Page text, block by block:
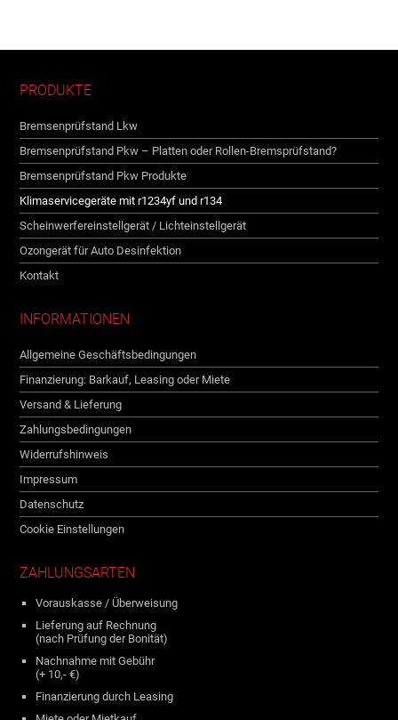
PRODUKTE
Bremsenprüfstand Lkw
Bremsenprüfstand Pkw – Platten oder Rollen-Bremsprüfstand?
Bremsenprüfstand Pkw Produkte
Klimaservicegeräte mit r1234yf und r134
Scheinwerfereinstellgerät / Lichteinstellgerät
Ozongerät für Auto Desinfektion
Kontakt
INFORMATIONEN
Allgemeine Geschäftsbedingungen
Finanzierung: Barkauf, Leasing oder Miete
Versand & Lieferung
Zahlungsbedingungen
Widerrufshinweis
Impressum
Datenschutz
Cookie Einstellungen
ZAHLUNGSARTEN
Vorauskasse / Überweisung
Lieferung auf Rechnung
(nach Prüfung der Bonität)
Nachnahme mit Gebühr
(+ 10,- €)
Finanzierung durch Leasing